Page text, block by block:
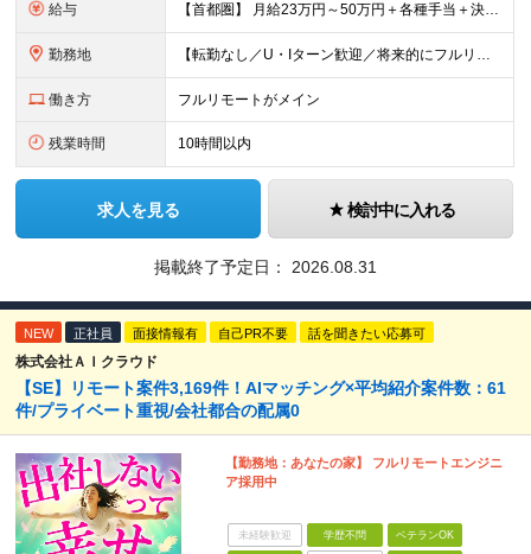
給与 【首都圏】 月給23万円～50万円＋各種手当＋決算賞与 【大阪】 月給22万円～50万円＋各種手当＋決算賞与 【愛知】 月給21.5万円～50万円＋各種手当＋決算賞与 【福岡・宮城】 月給20万
勤務地 【転勤なし／U・Iターン歓迎／将来的にフルリモートOK】 本社（新宿区）、大阪支店、名古屋支店または東京都・神奈川県・千葉県・埼玉県・愛知県・大阪府・福岡県をはじめ、全国のプロジェクト先 ※ご希望を
働き方 フルリモートがメイン
残業時間 10時間以内
求人を見る 検討中に入れる
掲載終了予定日： 2026.08.31
NEW 正社員 面接情報有 自己PR不要 話を聞きたい応募可
株式会社ＡＩクラウド
【SE】リモート案件3,169件！AIマッチング×平均紹介案件数：61
件/プライベート重視/会社都合の配属0
【勤務地：あなたの家】 フルリモートエンジニ
ア採用中
未経験歓迎 学歴不問 ベテランOK